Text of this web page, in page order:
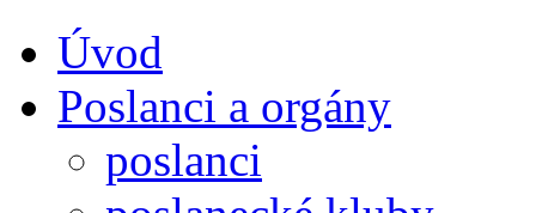
Úvod
Poslanci a orgány
poslanci